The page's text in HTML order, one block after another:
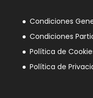
Condiciones
Condiciones
Política de
Política de